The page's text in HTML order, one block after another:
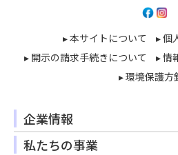
▸ 本サイトについて
▸ 個
▸ 開示の請求手続きについて
▸ 情
▸ 環境保護方
企業情報
私たちの事業